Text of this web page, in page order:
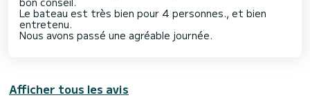
Le bateau est très bien pour 4 personnes., et bien
entretenu.
Nous avons passé une agréable journée.
Afficher tous les avis